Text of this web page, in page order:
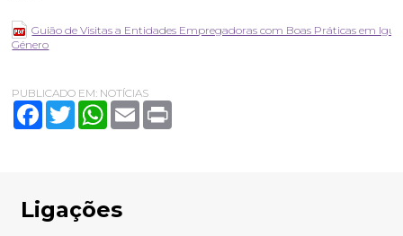
Guião de Visitas a Entidades Empregadoras com Boas Práticas em
Género
PUBLICADO EM: NOTÍCIAS
FacebookTwitterWhatsApp
Email
Ligações